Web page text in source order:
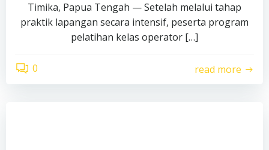
Timika, Papua Tengah — Setelah melalui tahap
praktik lapangan secara intensif, peserta program
pelatihan kelas operator […]
0 read more